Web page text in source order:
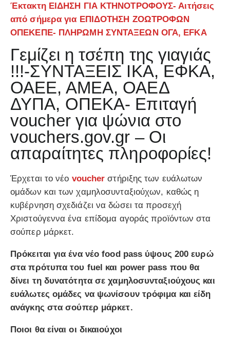
Έκτακτη ΕΙΔΗΣΗ ΓΙΑ ΚΤΗΝΟΤΡΟΦΟΥΣ- Αιτήσεις
από σήμερα για ΕΠΙΔΟΤΗΣΗ ΖΟΩΤΡΟΦΩΝ
ΟΠΕΚΕΠΕ- ΠΛΗΡΩΜΗ ΣΥΝΤΑΞΕΩΝ ΟΓΑ, EFKA
Γεμίζει η τσέπη της γιαγιάς
!!!-ΣΥΝΤΑΞΕΙΣ ΙΚΑ, ΕΦΚΑ,
ΟΑΕΕ, ΑΜΕΑ, ΟΑΕΔ
ΔΥΠΑ, ΟΠΕΚΑ- Επιταγή
voucher για ψώνια στο
vouchers.gov.gr – Οι
απαραίτητες πληροφορίες!
Έρχεται το νέο voucher στήριξης των ευάλωτων
ομάδων και των χαμηλοσυνταξιούχων, καθώς η
κυβέρνηση σχεδιάζει να δώσει τα προσεχή
Χριστούγεννα ένα επίδομα αγοράς προϊόντων στα
σούπερ μάρκετ.
Πρόκειται για ένα νέο food pass ύψους 200 ευρώ
στα πρότυπα του fuel και power pass που θα
δίνει τη δυνατότητα σε χαμηλοσυνταξιούχους και
ευάλωτες ομάδες να ψωνίσουν τρόφιμα και είδη
ανάγκης στα σούπερ μάρκετ.
Ποιοι θα είναι οι δικαιούχοι